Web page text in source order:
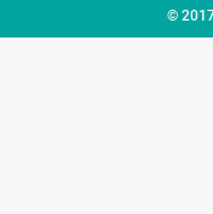
©